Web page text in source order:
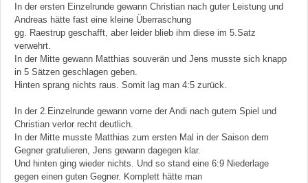
In der ersten Einzelrunde gewann Christian nach guter Leistung und
Andreas hätte fast eine kleine Überraschung
gg. Raestrup geschafft, aber leider blieb ihm diese im 5.Satz
verwehrt.
In der Mitte gewann Matthias souverän und Jens musste sich knapp
in 5 Sätzen geschlagen geben.
Hinten sprang nichts raus. Somit lag man 4:5 zurück.
In der 2.Einzelrunde gewann vorne der Andi nach gutem Spiel und
Christian verlor recht deutlich.
In der Mitte musste Matthias zum ersten Mal in der Saison dem
Gegner gratulieren, Jens gewann dagegen klar.
Und hinten ging wieder nichts. Und so stand eine 6:9 Niederlage
gegen einen guten Gegner. Komplett hätte man